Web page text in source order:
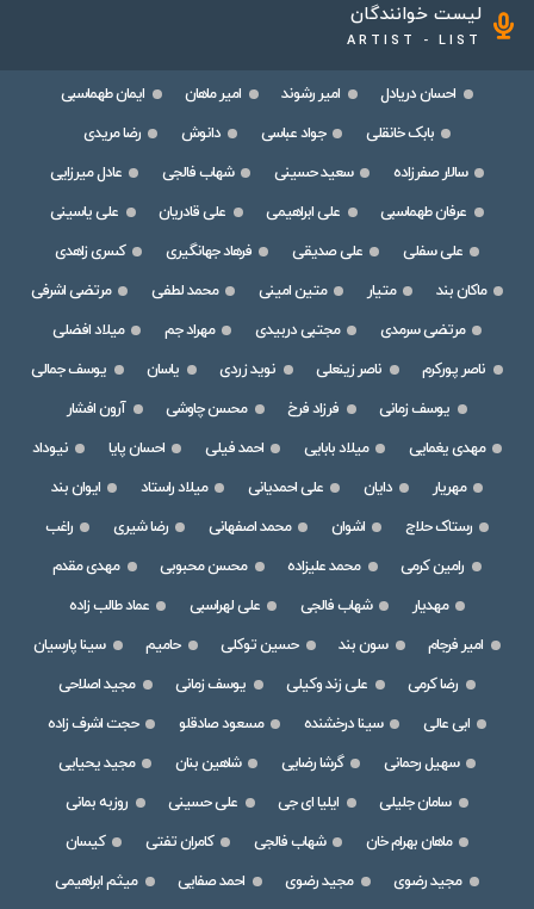
لیست خوانندگان
ARTIST - LIST
احسان دریادل امیر رشوند امیر ماهان
ایمان طهماسبی
بابک خانقلی
جواد عباسی دانوش
رضا مریدی
سالار صفرزاده
سعید حسینی شهاب فالجی
عادل میرزایی
عرفان طهماسبی
علی ابراهیمی علی قادریان
علی یاسینی
علی سفلی
علی صدیقی فرهاد جهانگیری
کسری زاهدی
ماکان بند
متیار متین امینی محمد لطفی
مرتضی اشرفی
مرتضی سرمدی
مجتبی دربیدی مهراد جم
میلاد افضلی
ناصر پورکرم
ناصر زینعلی نوید زردی یاسان
یوسف جمالی
یوسف زمانی
فرزاد فرخ محسن چاوشی
آرون افشار
مهدی یغمایی
میلاد بابایی احمد فیلی احسان پایا
نیوداد
مهریار
دایان علی احمدیانی میلاد راستاد
ایوان بند
رستاک حلاج
اشوان محمد اصفهانی رضا شیری
راغب
رامین کرمی
محمد علیزاده محسن محبوبی
مهدی مقدم
مهدیار
شهاب فالجی علی لهراسبی
عماد طالب زاده
امیر فرجام
سون بند حسین توکلی حامیم
سینا پارسیان
رضا کرمی
علی زند وکیلی یوسف زمانی
مجید اصلاحی
ابی عالی
سینا درخشنده مسعود صادقلو
حجت اشرف زاده
سهیل رحمانی
گرشا رضایی شاهین بنان
مجید یحیایی
سامان جلیلی
ایلیا ای جی علی حسینی
روزبه بمانی
ماهان بهرام خان
شهاب فالجی کامران تفتی
کیسان
مجید رضوی
مجید رضوی احمد صفایی
میثم ابراهیمی